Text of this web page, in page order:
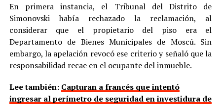
En primera instancia, el Tribunal del Distrito de
Simonovski había rechazado la reclamación, al
considerar que el propietario del piso era el
Departamento de Bienes Municipales de Moscú. Sin
embargo, la apelación revocó ese criterio y señaló que la
responsabilidad recae en el ocupante del inmueble.
Lee también: Capturan a francés que intentó
ingresar al perímetro de seguridad en investidura de